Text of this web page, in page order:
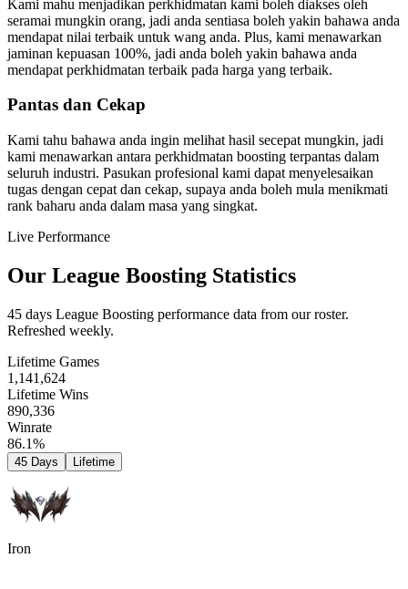
Kami mahu menjadikan perkhidmatan kami boleh diakses oleh
seramai mungkin orang, jadi anda sentiasa boleh yakin bahawa anda
mendapat nilai terbaik untuk wang anda. Plus, kami menawarkan
jaminan kepuasan 100%, jadi anda boleh yakin bahawa anda
mendapat perkhidmatan terbaik pada harga yang terbaik.
Pantas dan Cekap
Kami tahu bahawa anda ingin melihat hasil secepat mungkin, jadi
kami menawarkan antara perkhidmatan boosting terpantas dalam
seluruh industri. Pasukan profesional kami dapat menyelesaikan
tugas dengan cepat dan cekap, supaya anda boleh mula menikmati
rank baharu anda dalam masa yang singkat.
Live Performance
Our League Boosting Statistics
45 days League Boosting performance data from our roster.
Refreshed weekly.
Lifetime Games
1,141,624
Lifetime Wins
890,336
Winrate
86.1%
45 Days Lifetime
Iron